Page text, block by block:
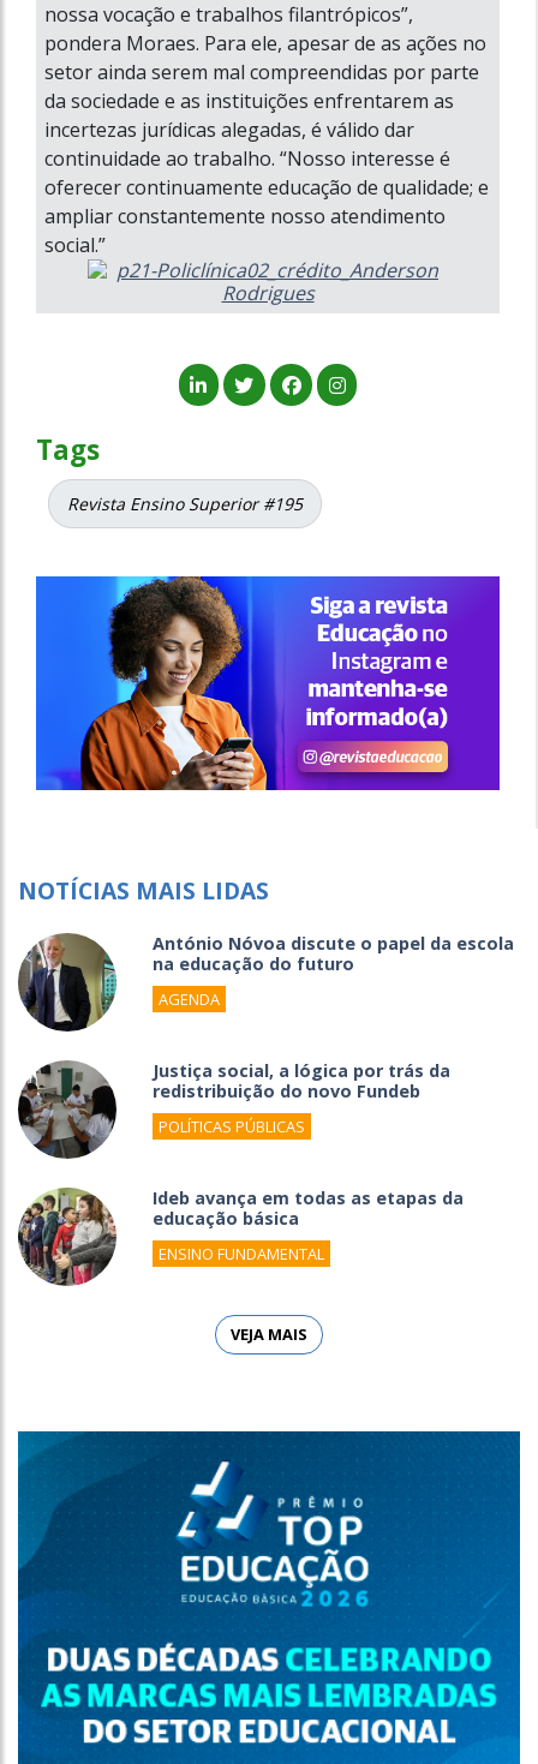
nossa vocação e trabalhos filantrópicos”,
pondera Moraes. Para ele, apesar de as ações no
setor ainda serem mal compreendidas por parte
da sociedade e as instituições enfrentarem as
incertezas jurídicas alegadas, é válido dar
continuidade ao trabalho. “Nosso interesse é
oferecer continuamente educação de qualidade; e
ampliar constantemente nosso atendimento
social.”
Tags
Revista Ensino Superior #195
NOTÍCIAS MAIS LIDAS
António Nóvoa discute o papel da escola
na educação do futuro
AGENDA
Justiça social, a lógica por trás da
redistribuição do novo Fundeb
POLÍTICAS PÚBLICAS
Ideb avança em todas as etapas da
educação básica
ENSINO FUNDAMENTAL
VEJA MAIS